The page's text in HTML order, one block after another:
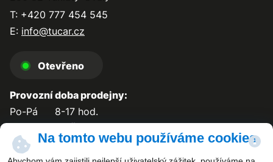
Na tomto webu používáme cookies
T: +420 777 454 545
E: info@tucar.cz
Otevřeno
Provozní doba prodejny:
Po-Pá
8-17 hod.
So-Ne
zavřeno